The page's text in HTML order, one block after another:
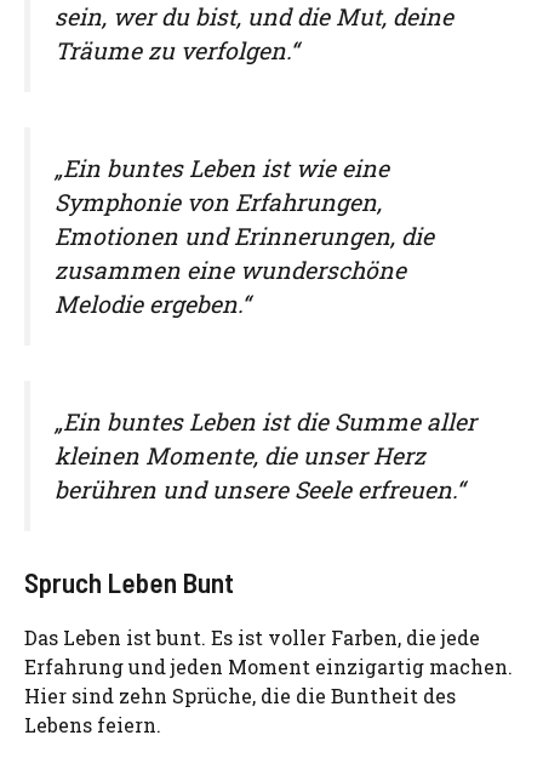
sein, wer du bist, und die Mut, deine
Träume zu verfolgen.“
„Ein buntes Leben ist wie eine
Symphonie von Erfahrungen,
Emotionen und Erinnerungen, die
zusammen eine wunderschöne
Melodie ergeben.“
„Ein buntes Leben ist die Summe aller
kleinen Momente, die unser Herz
berühren und unsere Seele erfreuen.“
Spruch Leben Bunt
Das Leben ist bunt. Es ist voller Farben, die jede
Erfahrung und jeden Moment einzigartig machen.
Hier sind zehn Sprüche, die die Buntheit des
Lebens feiern.